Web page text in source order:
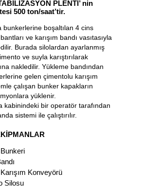
PLENTİ’ nin
500 ton/saat’tir.
bunkerlerine boşaltılan 4 cins
ve karışım bandı vasıtasıyla
Burada silolardan ayarlanmış
ve suyla karıştırılarak
nakledilir. Yükleme bandından
gelen çimentolu karışım
çalışan bunker kapakların
yüklenir.
kabinindeki bir operatör tarafından
sistemi ile çalıştırılır.
Konveyörü
Silosu